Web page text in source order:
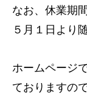
なお、休業期
５月１日より
ホームページ
ておりますの